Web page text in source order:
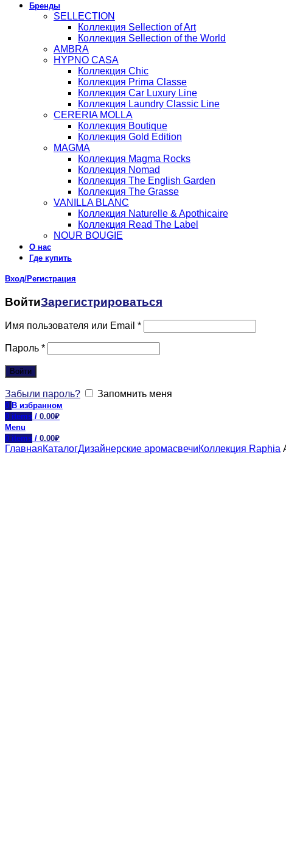
Бренды
SELLECTION
Коллекция Sellection of Art
Коллекция Sellection of the World
AMBRA
HYPNO CASA
Коллекция Chic
Коллекция Prima Classe
Коллекция Car Luxury Line
Коллекция Laundry Classic Line
CERERIA MOLLA
Коллекция Boutique
Коллекция Gold Edition
MAGMA
Коллекция Magma Rocks
Коллекция Nomad
Коллекция The English Garden
Коллекция The Grasse
VANILLA BLANC
Коллекция Naturelle & Apothicaire
Коллекция Read The Label
NOUR BOUGIE
О нас
Где купить
Вход/Регистрация
ВойтиЗарегистрироваться
Имя пользователя или Email *
Пароль *
Войти
Забыли пароль? Запомнить меня
0 В избранном
0 items / 0.00₽
Menu
0 items / 0.00₽
ГлавнаяКаталогДизайнерские аромасвечиКоллекция Raphia